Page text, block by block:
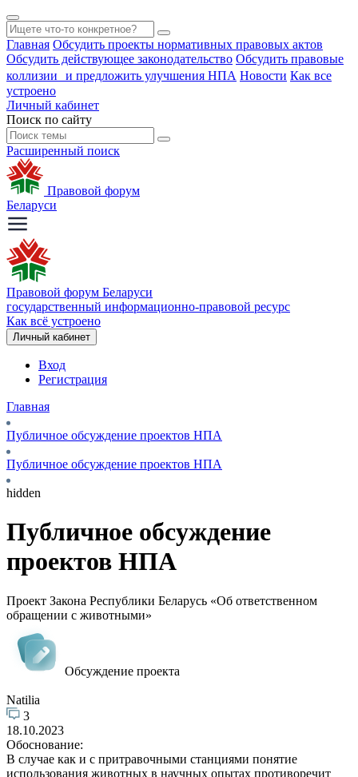
Главная Обсудить проекты нормативных правовых актов
Обсудить действующее законодательство Обсудить правовые
коллизии и предложить улучшения НПА Новости Как все
устроено
Личный кабинет
Поиск по сайту
Расширенный поиск
Правовой форум
Беларуси
Правовой форум Беларуси
государственный информационно-правовой ресурс
Как всё устроено
Личный кабинет
Вход
Регистрация
Главная
Публичное обсуждение проектов НПА
Публичное обсуждение проектов НПА
hidden
Публичное обсуждение
проектов НПА
Проект Закона Республики Беларусь «Об ответственном
обращении с животными»
Обсуждение проекта
Natilia
3
18.10.2023
Обоснование:
В случае как и с притравочными станциями понятие
использования животных в научных опытах противоречит